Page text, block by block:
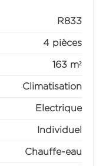
R833
4 pièces
163 m²
Climatisation
Electrique
Individuel
Chauffe-eau